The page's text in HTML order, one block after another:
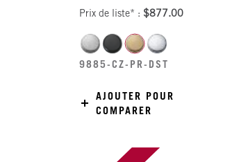
Prix de liste* : $877.00
9885-CZ-PR-DST
AJOUTER POUR
COMPARER